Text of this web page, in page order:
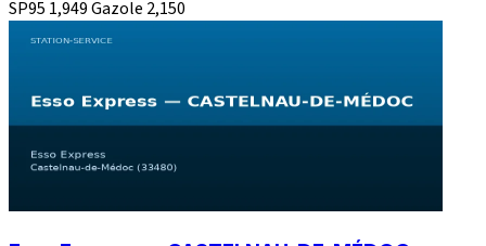
SP95 1,949Gazole 2,150